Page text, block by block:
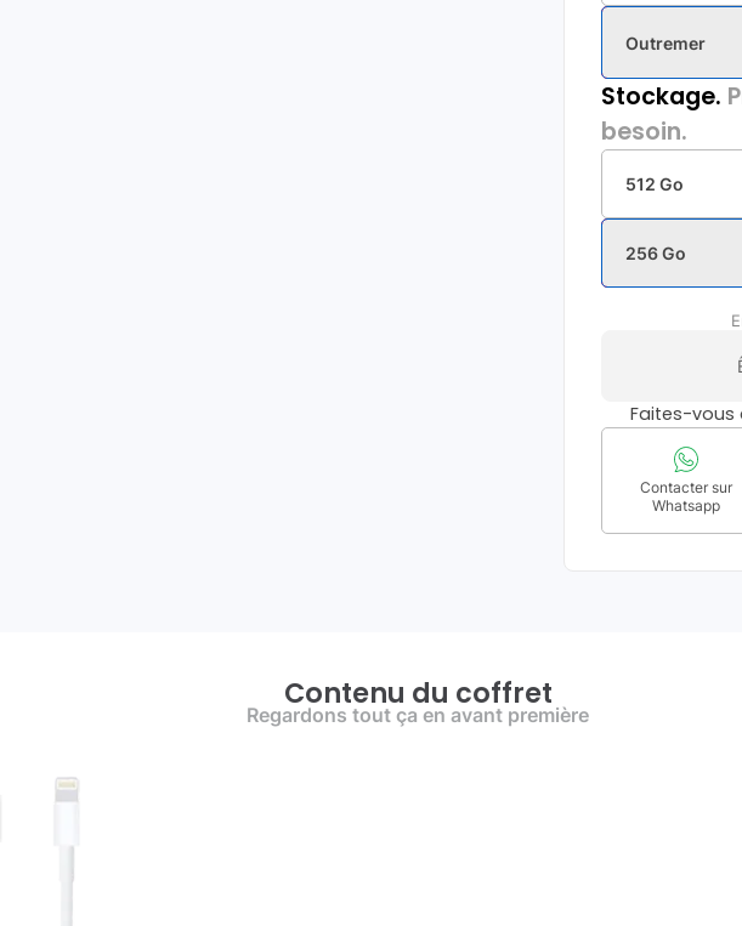
Outremer
Stockage.
besoin.
512 Go
256 Go
Faites-
Contacter sur
Whatsapp
Contenu du coffret
Regardons tout ça en avant première